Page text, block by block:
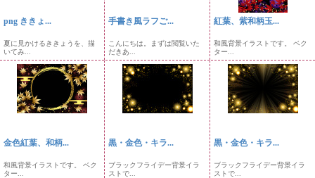
png ききょ...
夏に見かけるききょうを、描
いてみ...
手書き風ラフご...
こんにちは。まずは閲覧いた
だきあ...
紅葉、紫和柄玉...
和風背景イラストです。 ベク
ター...
金色紅葉、和柄...
和風背景イラストです。 ベク
ター...
黒・金色・キラ...
ブラックフライデー背景イラ
ストで...
黒・金色・キラ...
ブラックフライデー背景イラ
ストで...